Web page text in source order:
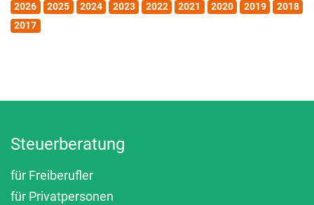
2026 2025 2024 2023 2022 2021 2020 2019
2018
2017
Steuerberatung
für Freiberufler
für Privatpersonen